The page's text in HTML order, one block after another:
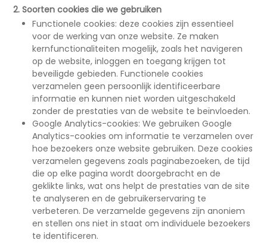
2. Soorten cookies die we gebruiken
Functionele cookies: deze cookies zijn essentieel
voor de werking van onze website. Ze maken
kernfunctionaliteiten mogelijk, zoals het navigeren
op de website, inloggen en toegang krijgen tot
beveiligde gebieden. Functionele cookies
verzamelen geen persoonlijk identificeerbare
informatie en kunnen niet worden uitgeschakeld
zonder de prestaties van de website te beïnvloeden.
Google Analytics-cookies: We gebruiken Google
Analytics-cookies om informatie te verzamelen over
hoe bezoekers onze website gebruiken. Deze cookies
verzamelen gegevens zoals paginabezoeken, de tijd
die op elke pagina wordt doorgebracht en de
geklikte links, wat ons helpt de prestaties van de site
te analyseren en de gebruikerservaring te
verbeteren. De verzamelde gegevens zijn anoniem
en stellen ons niet in staat om individuele bezoekers
te identificeren.